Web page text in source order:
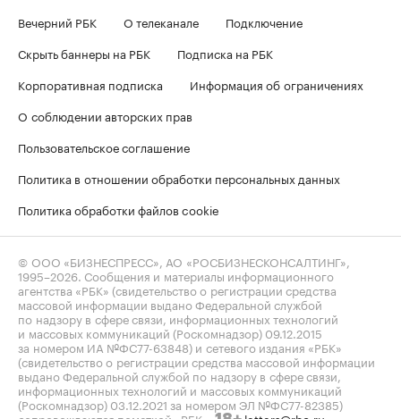
Вечерний РБК
О телеканале
Подключение
Скрыть баннеры на РБК
Подписка на РБК
Корпоративная подписка
Информация об ограничениях
О соблюдении авторских прав
Пользовательское соглашение
Политика в отношении обработки персональных данных
Политика обработки файлов cookie
© ООО «БИЗНЕСПРЕСС», АО «РОСБИЗНЕСКОНСАЛТИНГ»,
1995–2026 . Сообщения и материалы информационного
агентства «РБК» (свидетельство о регистрации средства
массовой информации выдано Федеральной службой
по надзору в сфере связи, информационных технологий
и массовых коммуникаций (Роскомнадзор) 09.12.2015
за номером ИА №ФС77-63848) и сетевого издания «РБК»
(свидетельство о регистрации средства массовой информации
выдано Федеральной службой по надзору в сфере связи,
информационных технологий и массовых коммуникаций
(Роскомнадзор) 03.12.2021 за номером ЭЛ №ФС77-82385)